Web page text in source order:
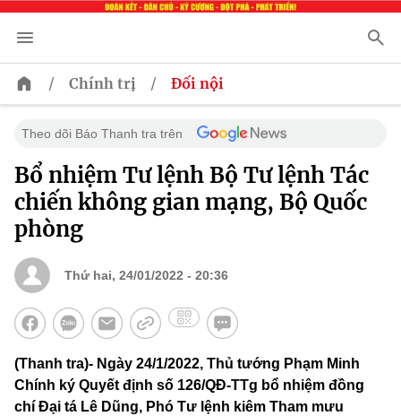
/ Chính trị / Đối nội
Theo dõi Báo Thanh tra trên
Bổ nhiệm Tư lệnh Bộ Tư lệnh Tác
chiến không gian mạng, Bộ Quốc
phòng
Thứ hai, 24/01/2022 - 20:36
(Thanh tra)- Ngày 24/1/2022, Thủ tướng Phạm Minh
Chính ký Quyết định số 126/QĐ-TTg bổ nhiệm đồng
chí Đại tá Lê Dũng, Phó Tư lệnh kiêm Tham mưu